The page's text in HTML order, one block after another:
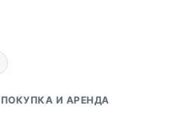
ПОКУПКА И АРЕНДА